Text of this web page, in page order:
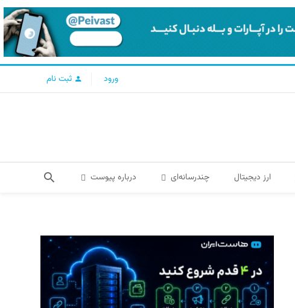
ورود ثبت نام
ارز دیجیتال چندرسانه‌ای درباره پیوست